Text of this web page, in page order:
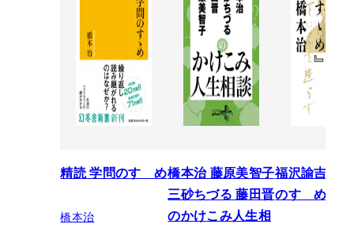
精読 学問のすゝめ
橋本治
橋本治 藤原美智子
三砂ちづる 藤田晋
のかけこみ人生相
福沢諭吉の
のすゝめ』